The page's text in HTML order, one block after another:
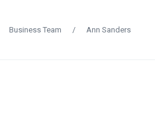
Business Team / Ann Sanders